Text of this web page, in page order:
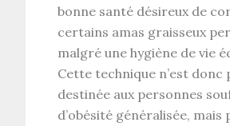
bonne santé désireux de
certains amas graisseux
malgré une hygiène de vie
Cette technique n’est donc
destinée aux personnes
d’obésité généralisée, mais